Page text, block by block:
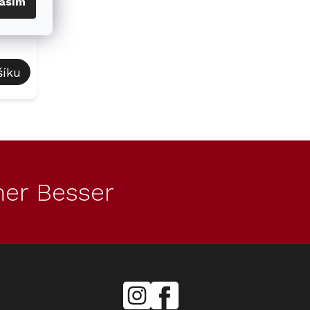
Besser
mielecentervlasek
Miele
Center